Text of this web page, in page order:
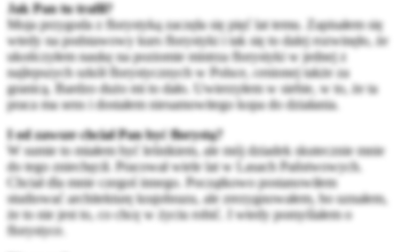
Jak Pan tu trafił?
Moja przygoda z florystyką zaczęła się pięć lat temu. Zapisałem się
wtedy na podstawowy kurs florystyki i tak się to dalej rozwinęło, że
ukończyłem naukę na poziomie mistrza florystyki w jednej z
najlepszych szkół florystycznych w Polsce, cenionej także za
granicą. Bardzo dużo mi to dało. Uwierzyłem w siebie, w to, że ta
praca ma sens i dostałem niesamowitego kopa do działania.
I od zawsze chciał Pan być florystą?
W sumie to miałem być leśnikiem, ale mój dziadek skutecznie mnie
do tego zniechęcił. Pracował wiele lat w Lasach Państwowych.
Chciał dla mnie czegoś innego. Początkowo postanowiłem
studiować architekturę krajobrazu, ale zrezygnowałem, bo uznałem,
że to nie jest to, co chcę w życiu robić. I wtedy pomyślałem o
florystyce.